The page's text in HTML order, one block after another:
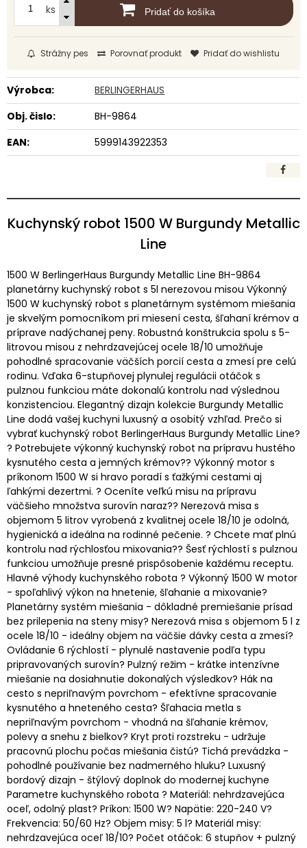
ks Pridať do košíka
Strážny pes Porovnať produkt Pridať do wishlistu
Výrobca:
BERLINGERHAUS
Obj. čislo:
BH-9864
EAN:
5999143922353
Kuchynský robot 1500 W Burgundy Metallic
Line
1500 W BerlingerHaus Burgundy Metallic Line BH-9864
planetárny kuchynský robot s 5l nerezovou misou Výkonný
1500 W kuchynský robot s planetárnym systémom miešania
je skvelým pomocníkom pri miesení cesta, šľahaní krémov a
príprave nadýchanej peny. Robustná konštrukcia spolu s 5-
litrovou misou z nehrdzavejúcej ocele 18/10 umožňuje
pohodlné spracovanie väčších porcií cesta a zmesí pre celú
rodinu. Vďaka 6-stupňovej plynulej regulácii otáčok s
pulznou funkciou máte dokonalú kontrolu nad výslednou
konzistenciou. Elegantný dizajn kolekcie Burgundy Metallic
Line dodá vašej kuchyni luxusný a osobitý vzhľad. Prečo si
vybrať kuchynský robot BerlingerHaus Burgundy Metallic Line?
? Potrebujete výkonný kuchynský robot na prípravu hustého
kysnutého cesta a jemných krémov?? Výkonný motor s
príkonom 1500 W si hravo poradí s ťažkými cestami aj
ľahkými dezertmi. ? Oceníte veľkú misu na prípravu
väčšieho množstva surovín naraz?? Nerezová misa s
objemom 5 litrov vyrobená z kvalitnej ocele 18/10 je odolná,
hygienická a ideálna na rodinné pečenie. ? Chcete mať plnú
kontrolu nad rýchlosťou mixovania?? Šesť rýchlostí s pulznou
funkciou umožňuje presné prispôsobenie každému receptu.
Hlavné výhody kuchynského robota ? Výkonný 1500 W motor
- spoľahlivý výkon na hnetenie, šľahanie a mixovanie?
Planetárny systém miešania - dôkladné premiešanie prísad
bez prilepenia na steny misy? Nerezová misa s objemom 5 l z
ocele 18/10 - ideálny objem na väčšie dávky cesta a zmesí?
Ovládanie 6 rýchlostí - plynulé nastavenie podľa typu
pripravovaných surovín? Pulzný režim - krátke intenzívne
miešanie na dosiahnutie dokonalých výsledkov? Hák na
cesto s nepriľnavým povrchom - efektívne spracovanie
kysnutého a hneteného cesta? Šľahacia metla s
nepriľnavým povrchom - vhodná na šľahanie krémov,
polevy a snehu z bielkov? Kryt proti rozstreku - udržuje
pracovnú plochu počas miešania čistú? Tichá prevádzka -
pohodlné používanie bez nadmerného hluku? Luxusný
bordový dizajn - štýlový doplnok do modernej kuchyne
Parametre kuchynského robota ? Materiál: nehrdzavejúca
oceľ, odolný plast? Príkon: 1500 W? Napätie: 220-240 V?
Frekvencia: 50/60 Hz? Objem misy: 5 l? Materiál misy:
nehrdzavejúca oceľ 18/10? Počet otáčok: 6 stupňov + pulzný